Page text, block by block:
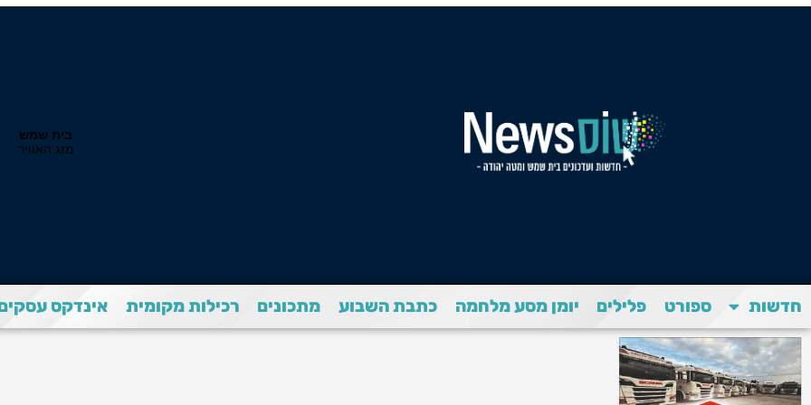
חדשות ספורט פלילים יומן מסע מלחמה כתבת השבוע מתכונים רכילות מקומית אינדקס